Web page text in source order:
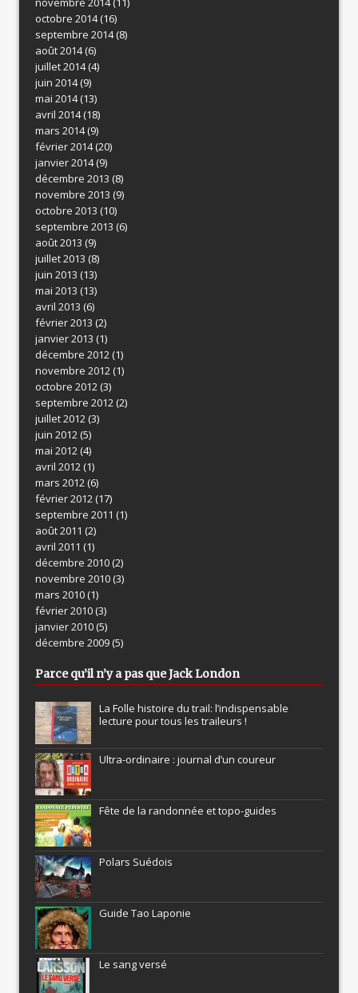
octobre 2014(16)
septembre 2014(8)
août 2014(6)
juillet 2014(4)
juin 2014(9)
mai 2014(13)
avril 2014(18)
mars 2014(9)
février 2014(20)
janvier 2014(9)
décembre 2013 (8)
novembre 2013 (9)
octobre 2013 (10)
septembre 2013 (6)
août 2013 (9)
juillet 2013 (8)
juin 2013 (13)
mai 2013 (13)
avril 2013 (6)
février 2013 (2)
janvier 2013 (1)
décembre 2012(1)
novembre 2012(1)
octobre 2012(3)
septembre 2012(2)
juillet 2012(3)
juin 2012(5)
mai 2012(4)
avril 2012(1)
mars 2012(6)
février 2012(17)
septembre 2011 (1)
août 2011 (2)
avril 2011 (1)
décembre 2010(2)
novembre 2010(3)
mars 2010(1)
février 2010(3)
janvier 2010(5)
décembre 2009(5)
Parce qu’il n’y a pas que Jack London
La Folle histoire du trail: l’indispensable
lecture pour tous les traileurs !
Ultra-ordinaire : journal d’un coureur
Fête de la randonnée et topo-guides
Polars Suédois
Guide Tao Laponie
Le sang versé